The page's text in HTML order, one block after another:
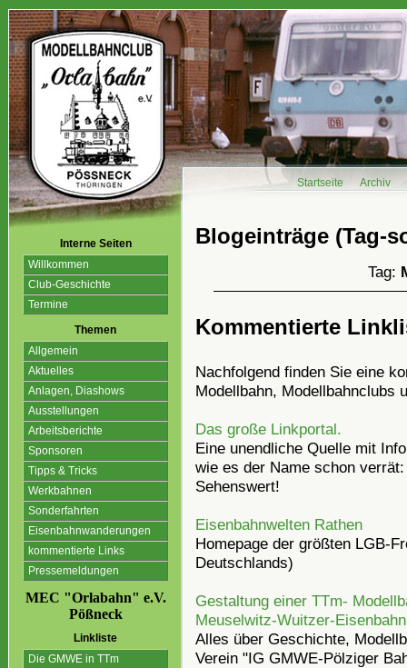
Startseite Archiv
Interne Seiten
Willkommen
Club-Geschichte
Termine
Themen
Allgemein
Aktuelles
Anlagen, Diashows
Ausstellungen
Arbeitsberichte
Sponsoren
Tipps & Tricks
Werkbahnen
Sonderfahrten
Eisenbahnwanderungen
kommentierte Links
Pressemeldungen
MEC "Orlabahn" e.V.
Pößneck
Linkliste
Die GMWE in TTm
Blogeinträge (Tag-
Tag:
Kommentierte
Nachfolgend finden Sie eine
Modellbahn, Modellbahnclubs
Das große Linkportal.
Eine unendliche Quelle mit
wie es der Name schon
Sehenswert!
Eisenbahnwelten Rathen
Homepage der größten LGB-
Deutschlands)
Gestaltung einer TTm-
Meuselwitz-Wuitzer-
Alles über Geschichte,
Verein "IG GMWE-Pölziger